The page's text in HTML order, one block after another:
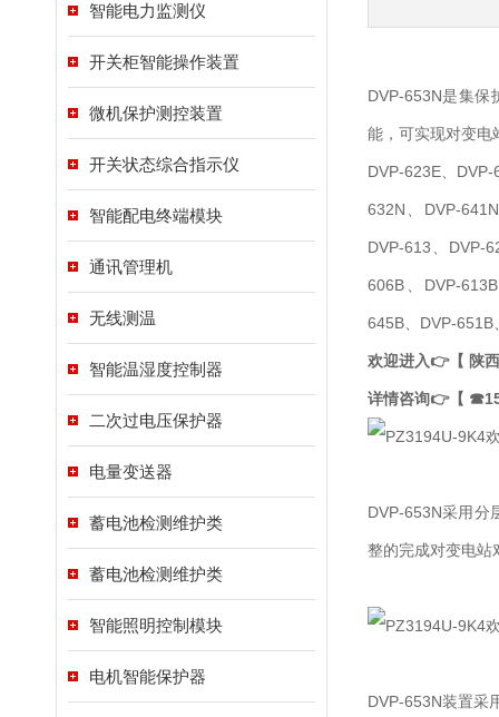
智能电力监测仪
开关柜智能操作装置
微机保护测控装置
开关状态综合指示仪
智能配电终端模块
通讯管理机
无线测温
智能温湿度控制器
二次过电压保护器
电量变送器
蓄电池检测维护类
蓄电池检测维护类
智能照明控制模块
电机智能保护器
DVP-653N是集保
能，可实现对变电
DVP-623E、
632N、DVP-
DVP-613、DVP-
606B、DVP-
645B、DVP-651B
欢迎进入👉【 陕
详情咨询👉【
DVP-653N采用分
整的完成对变电站
DVP-653N装置采